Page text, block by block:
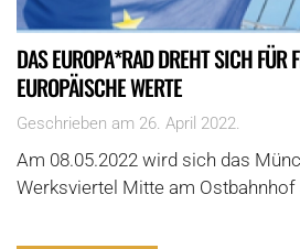
DAS EUROPA*RAD DREHT SICH FÜR
EUROPÄISCHE WERTE
Geschrieben am 26. April 2022
Am 08.05.2022 wird sich das
Werksviertel Mitte am Ostbahnhof